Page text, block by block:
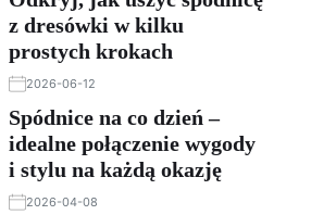
z dresówki w kilku
prostych krokach
2026-06-12
Spódnice na co dzień –
idealne połączenie wygody
i stylu na każdą okazję
2026-04-08